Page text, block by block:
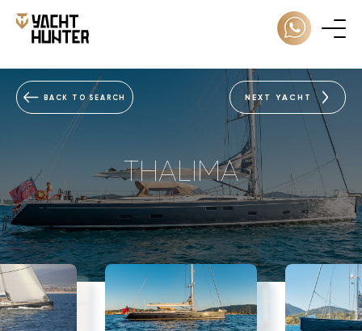
BACK TO SEARCH NEXT YACHT
THALIMA